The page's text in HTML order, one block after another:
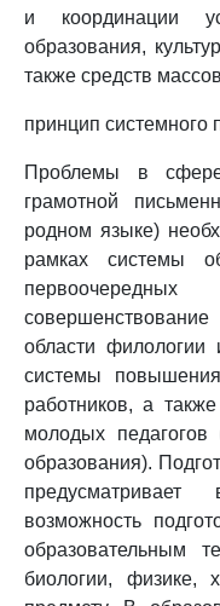
и координации
образования,
также средств
принцип системного
Проблемы в сфере
грамотной
родном языке)
рамках системы
первоочередных
области филологии
системы повышения
работников, а
молодых
образования).
возможность
образовательным
биологии, физике,